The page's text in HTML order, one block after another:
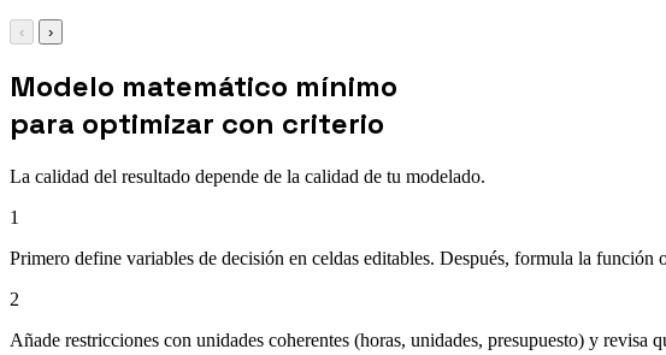
‹ ›
Modelo matemático mínimo
para optimizar con criterio
La calidad del resultado depende de la calidad de tu modelado.
1
Primero define variables de decisión en celdas editables. Después, formula la
2
Añade restricciones con unidades coherentes (horas, unidades, presupuesto) y revisa